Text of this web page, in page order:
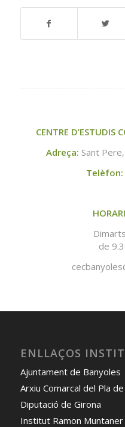
CENTRE D’ESTUDIS
Adreça: Sant
Telèfon:
de
ENLLAÇOS
Ajuntament de Banyoles
Arxiu Comarcal del Pla
Diputació de Girona
Institut Ramon Muntaner